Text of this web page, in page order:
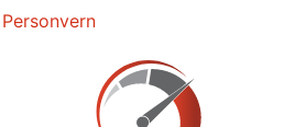
Personvern